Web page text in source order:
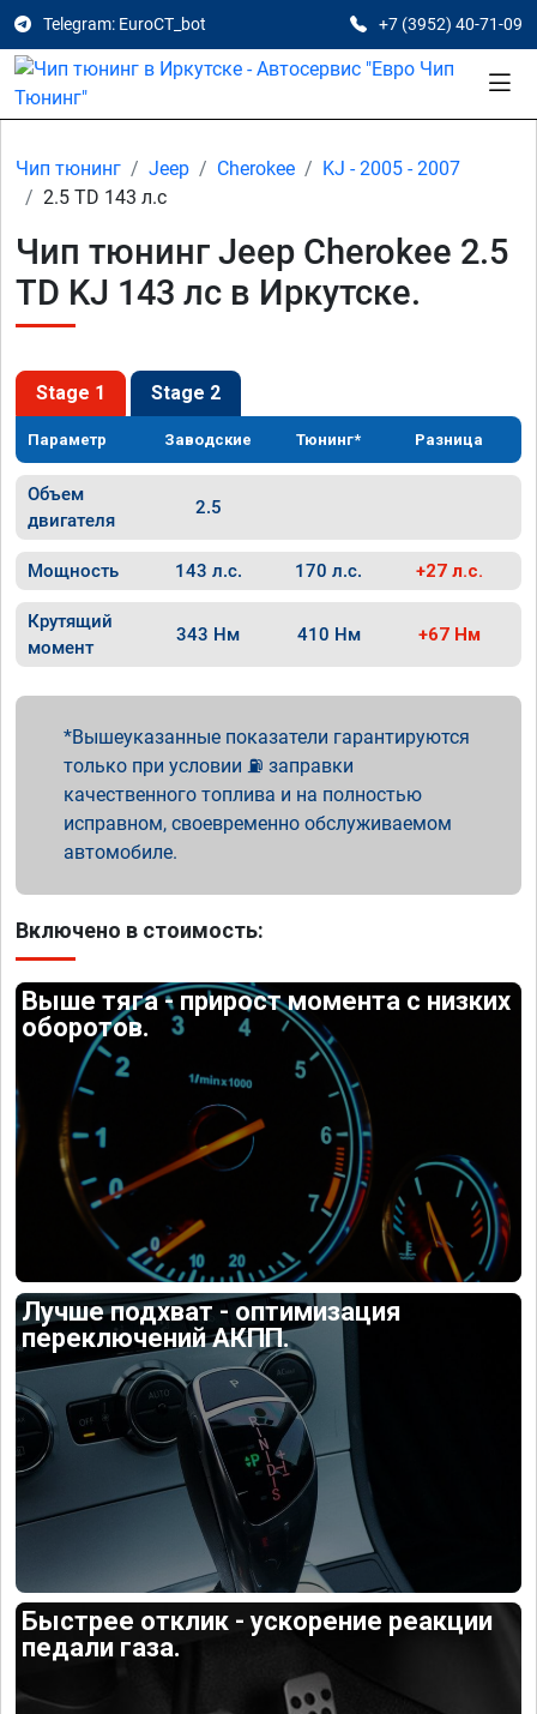
Telegram: EuroCT_bot +7 (3952) 40-71-09
Чип тюнинг Jeep Cherokee
KJ - 2005 - 2007
2.5 TD 143 л.с
Чип тюнинг Jeep Cherokee 2.5
TD KJ 143 лс в Иркутске.
Stage 1 Stage 2
Параметр Заводские Тюнинг* Разница
Объем
двигателя
2.5
Мощность 143 л.с. 170 л.с. +27 л.с.
Крутящий
момент
343 Нм 410 Нм +67 Нм
Вышеуказанные показатели гарантируются
только при условии ⛽ заправки
качественного топлива и на полностью
исправном, своевременно обслуживаемом
автомобиле.
Включено в стоимость:
Выше тяга - прирост момента с низких
оборотов.
Лучше подхват - оптимизация
переключений АКПП.
Быстрее отклик - ускорение реакции
педали газа.